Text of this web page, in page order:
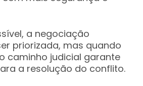
a negociação
priorizada, mas quando
caminho judicial garante
a resolução do conflito.